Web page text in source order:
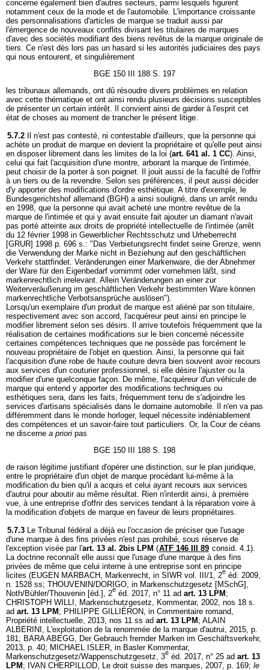
concerne également bien d'autres secteurs, parmi lesquels figurent
notamment ceux de la mode et de l'automobile. L'importance croissante
des personnalisations d'articles de marque se traduit aussi par
l'émergence de nouveaux conflits divisant les titulaires de marques
d'avec des sociétés modifiant des biens revêtus de la marque originale de
tiers. Ce n'est dès lors pas un hasard si les autorités judiciaires des pays
qui nous entourent, et singulièrement
BGE 150 III 188 S. 197
les tribunaux allemands, ont dû résoudre divers problèmes en relation
avec cette thématique et ont ainsi rendu plusieurs décisions susceptibles
de présenter un certain intérêt. Il convient ainsi de garder à l'esprit cet
état de choses au moment de trancher le présent litige.
5.7.2
Il n'est pas contesté, ni contestable d'ailleurs, que la personne qui
achète un produit de marque en devient la propriétaire et qu'elle peut ainsi
en disposer librement dans les limites de la loi (art. 641 al. 1 CC). Ainsi,
celui qui fait l'acquisition d'une montre, arborant la marque de l'intimée,
peut choisir de la porter à son poignet. Il jouit aussi de la faculté de l'offrir
à un tiers ou de la revendre. Selon ses préférences, il peut aussi décider
d'y apporter des modifications d'ordre esthétique. A titre d'exemple, le
Bundesgerichtshof allemand (BGH) a ainsi souligné, dans un arrêt rendu
en 1998, que la personne qui avait acheté une montre revêtue de la
marque de l'intimée et qui y avait ensuite fait ajouter un diamant n'avait
pas porté atteinte aux droits de propriété intellectuelle de l'intimée (arrêt
du 12 février 1998 in Gewerblicher Rechtsschutz und Urheberrecht
[GRUR] 1998 p. 696 s.: "Das Verbietungsrecht findet seine Grenze, wenn
die Verwendung der Marke nicht in Beziehung auf den geschäftlichen
Verkehr stattfindet. Veränderungen einer Markenware, die der Abnehmer
der Ware für den Eigenbedarf vornimmt oder vornehmen läßt, sind
markenrechtlich irrelevant. Allein Veränderungen an einer zur
Weiterveräußerung im geschäftlichen Verkehr bestimmten Ware können
markenrechtliche Verbotsansprüche auslösen").
Lorsqu'un exemplaire d'un produit de marque est aliéné par son titulaire,
respectivement avec son accord, l'acquéreur peut ainsi en principe le
modifier librement selon ses désirs. Il arrive toutefois fréquemment que la
réalisation de certaines modifications sur le bien concerné nécessite
certaines compétences techniques que ne possède pas forcément le
nouveau propriétaire de l'objet en question. Ainsi, la personne qui fait
l'acquisition d'une robe de haute couture devra bien souvent avoir recours
aux services d'un couturier professionnel, si elle désire l'ajuster ou la
modifier d'une quelconque façon. De même, l'acquéreur d'un véhicule de
marque qui entend y apporter des modifications techniques ou
esthétiques sera, dans les faits, fréquemment tenu de s'adjoindre les
services d'artisans spécialisés dans le domaine automobile. Il n'en va pas
différemment dans le monde horloger, lequel nécessite indéniablement
des compétences et un savoir-faire tout particuliers. Or, la Cour de céans
ne discerne a priori pas
BGE 150 III 188 S. 198
de raison légitime justifiant d'opérer une distinction, sur le plan juridique,
entre le propriétaire d'un objet de marque procédant lui-même à la
modification du bien qu'il a acquis et celui ayant recours aux services
d'autrui pour aboutir au même résultat. Rien n'interdit ainsi, à première
vue, à une entreprise d'offrir des services tendant à la réparation voire à
la modification d'objets de marque en faveur de leurs propriétaires.
5.7.3 Le Tribunal fédéral a déjà eu l'occasion de préciser que l'usage
d'une marque à des fins privées n'est pas prohibé, sous réserve de
l'exception visée par l'art. 13 al. 2bis LPM (ATF 146 III 89 consid. 4.1).
La doctrine reconnaît elle aussi que l'usage d'une marque à des fins
privées de même que celui interne à une entreprise sont en principe
licites (EUGEN MARBACH, Markenrecht, in SIWR vol. III/1, 2e éd. 2009,
n. 1528 ss; THOUVENIN/DORIGO, in Markenschutzgesetz [MSchG],
Noth/Bühler/Thouvenin [éd.], 2e éd. 2017, n° 11 ad art. 13 LPM ;
CHRISTOPH WILLI, Markenschutzgesetz, Kommentar, 2002, nos 18 s.
ad art. 13 LPM ; PHILIPPE GILLIÉRON, in Commentaire romand,
Propriété intellectuelle, 2013, nos 11 ss ad art. 13 LPM ; ALAIN
ALBERINI, L'exploitation de la renommée de la marque d'autrui, 2015, p.
181; BARA ABEGG, Der Gebrauch fremder Marken im Geschäftsverkehr,
2013, p. 40; MICHAEL ISLER, in Basler Kommentar,
Markenschutzgesetz/Wappenschutzgesetz, 3e éd. 2017, n° 25 ad art. 13
LPM ; IVAN CHERPILLOD, Le droit suisse des marques, 2007, p. 169; le